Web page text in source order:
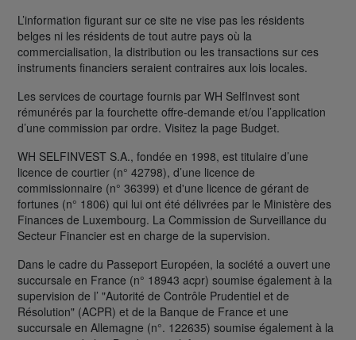
L’information figurant sur ce site ne vise pas les résidents
belges ni les résidents de tout autre pays où la
commercialisation, la distribution ou les transactions sur ces
instruments financiers seraient contraires aux lois locales.
Les services de courtage fournis par WH SelfInvest sont
rémunérés par la fourchette offre-demande et/ou l’application
d’une commission par ordre. Visitez la page Budget.
WH SELFINVEST S.A., fondée en 1998, est titulaire d’une
licence de courtier (n° 42798), d’une licence de
commissionnaire (n° 36399) et d'une licence de gérant de
fortunes (n° 1806) qui lui ont été délivrées par le Ministère des
Finances de Luxembourg. La Commission de Surveillance du
Secteur Financier est en charge de la supervision.
Dans le cadre du Passeport Européen, la société a ouvert une
succursale en France (n° 18943 acpr) soumise également à la
supervision de l’ "Autorité de Contrôle Prudentiel et de
Résolution" (ACPR) et de la Banque de France et une
succursale en Allemagne (n°. 122635) soumise également à la